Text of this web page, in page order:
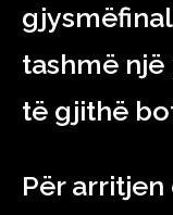
tashmë
të gjithë
Për